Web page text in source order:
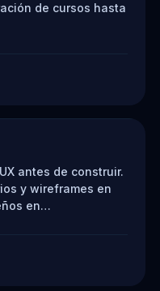
de cursos hasta
antes de construir.
y wireframes en
en…